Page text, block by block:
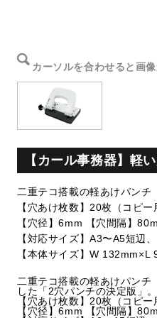
カーソルを合わせると画
【カール事務器】軽
二重テコ搭載の軽あけパン
【穴あけ枚数】20枚（コピ
【穴径】6mm 【穴間隔】
【対応サイズ】A3〜A5短辺
【本体サイズ】W
二重テコ搭載の軽あけパン
した「2穴パンチの決定版」
【穴あけ枚数】20枚（コピ
【穴径】6mm 【穴間隔】